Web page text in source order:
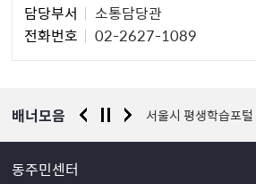
자
담당부서
소통담당관
전화번호
02-2627-1089
배너모음
경찰청 유실물 통합포털 서울시 평생학습포털
동주민센터